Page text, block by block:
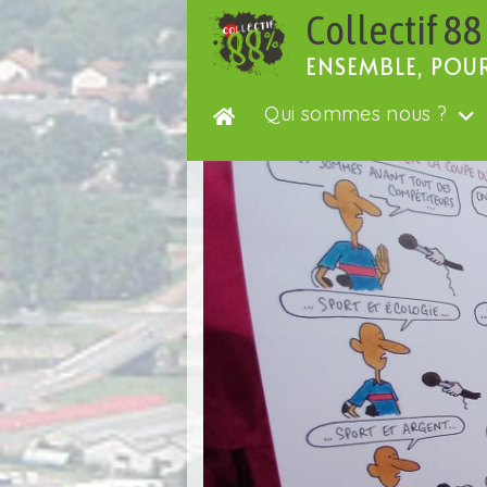
Passer
contenu
Collectif 88
ENSEMBLE,
Qui sommes nous ?